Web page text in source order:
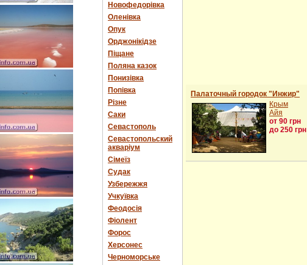
Новофедорівка
Оленівка
Опук
Орджонікідзе
Піщане
Поляна казок
Понизівка
Попівка
Різне
Саки
Севастополь
Севастопольский
акваріум
Сімеїз
Судак
Узбережжя
Учкуївка
Феодосія
Фіолент
Форос
Херсонес
Черноморське
Палаточный городок "Инжир"
Крым
Айя
от 90 грн
до 250 грн